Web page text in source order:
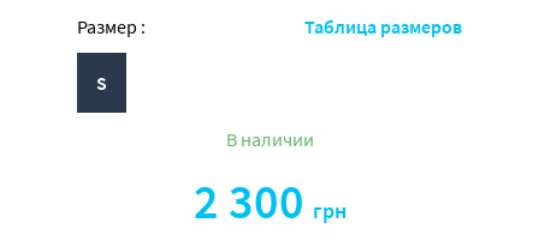
Размер :
Таблица размеров
S
В наличии
2 300 грн